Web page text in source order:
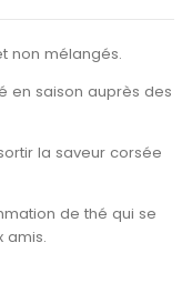
non mélangés.
en saison auprès des
la saveur corsée
de thé qui se
amis.